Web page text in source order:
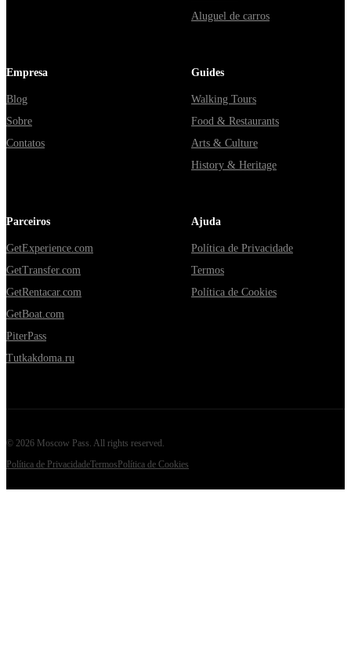
Aluguel de carros
Empresa
Blog
Sobre
Contatos
Guides
Walking Tours
Food & Restaurants
Arts & Culture
History & Heritage
Parceiros
GetExperience.com
GetTransfer.com
GetRentacar.com
GetBoat.com
PiterPass
Tutkakdoma.ru
Ajuda
Política de Privacidade
Termos
Política de Cookies
© 2026 Moscow Pass. All rights reserved.
Política de PrivacidadeTermos Política de Cookies